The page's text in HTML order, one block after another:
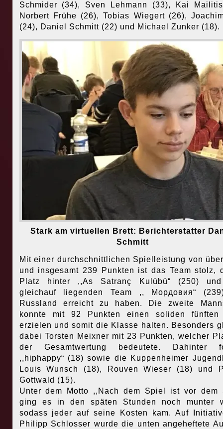
Schmider (34), Sven Lehmann (33), Kai
Norbert Frühe (26), Tobias Wiegert (26),
(24), Daniel Schmitt (22) und Michael Zunker (18).
Stark am virtuellen Brett: Berichterstatter
Schmitt
Mit einer durchschnittlichen Spielleistung von
und insgesamt 239 Punkten ist das Team stolz,
Platz hinter ,,As Satranç Kulübü“ (250)
gleichauf liegenden Team ,, Мордовия“
Russland erreicht zu haben. Die zweite
konnte mit 92 Punkten einen soliden fünften
erzielen und somit die Klasse halten. Besonders
dabei Torsten Meixner mit 23 Punkten, welcher
der Gesamtwertung bedeutete. Dahinter
,,hiphappy“ (18) sowie die Kuppenheimer
Louis Wunsch (18), Rouven Wieser (18) und
Gottwald (15).
Unter dem Motto ,,Nach dem Spiel ist vor dem
ging es in den späten Stunden noch munter
sodass jeder auf seine Kosten kam. Auf
Philipp Schlosser wurde die unten angeheftete